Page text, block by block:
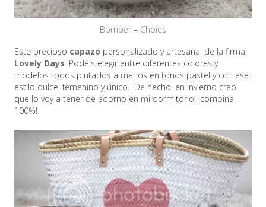
Bomber – Choies
Este precioso capazo personalizado y artesanal de la firma
Lovely Days. Podéis elegir entre diferentes colores y
modelos todos pintados a manos en tonos pastel y con ese
estilo dulce, femenino y único. De hecho, en invierno creo
que lo voy a tener de adorno en mi dormitorio, ¡combina
100%!